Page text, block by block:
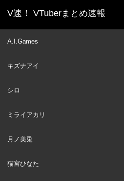
V速！ VTuberまとめ速報
A.I.Games
キズナアイ
シロ
ミライアカリ
月ノ美兎
猫宮ひなた
ホーム
新着動画一覧
～】
MAY